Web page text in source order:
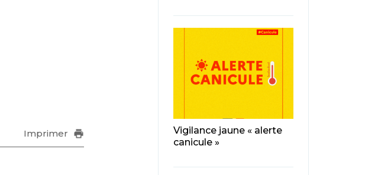
Imprimer
Vigilance jaune « alerte
canicule »